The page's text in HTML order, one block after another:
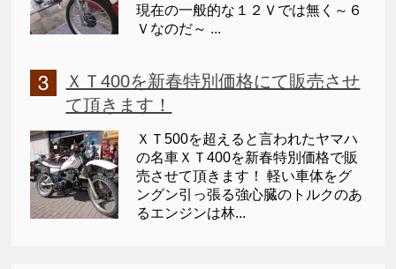
現在の一般的な１２Ｖでは無く～６
Ｖなのだ～ ...
ＸＴ400を新春特別価格にて販売させ
て頂きます！
ＸＴ500を超えると言われたヤマハ
の名車ＸＴ400を新春特別価格で販
売させて頂きます！ 軽い車体をグ
ングン引っ張る強心臓のトルクのあ
るエンジンは林...